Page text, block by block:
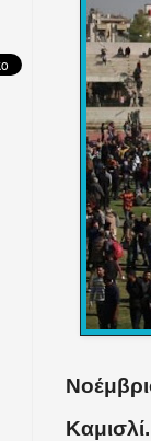
Καμισλί.